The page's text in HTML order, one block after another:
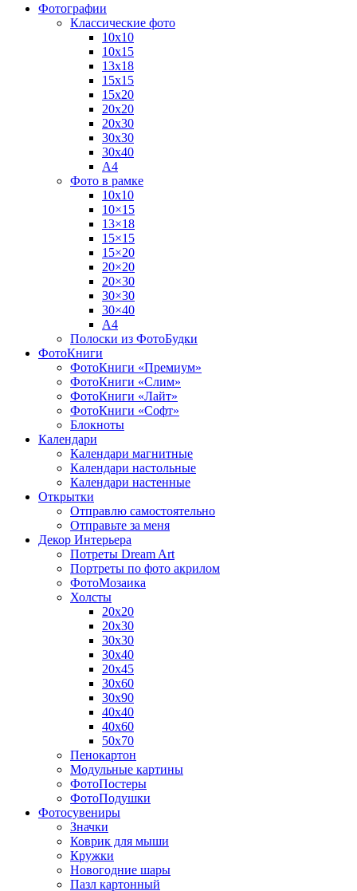
Фотографии
Классические фото
10х10
10х15
13х18
15х15
15х20
20х20
20х30
30х30
30х40
А4
Фото в рамке
10х10
10×15
13×18
15×15
15×20
20×20
20×30
30×30
30×40
A4
Полоски из ФотоБудки
ФотоКниги
ФотоКниги «Премиум»
ФотоКниги «Слим»
ФотоКниги «Лайт»
ФотоКниги «Софт»
Блокноты
Календари
Календари магнитные
Календари настольные
Календари настенные
Открытки
Отправлю самостоятельно
Отправьте за меня
Декор Интерьера
Потреты Dream Art
Портреты по фото акрилом
ФотоМозаика
Холсты
20х20
20х30
30х30
30х40
20х45
30х60
30х90
40х40
40х60
50х70
Пенокартон
Модульные картины
ФотоПостеры
ФотоПодушки
Фотоcувениры
Значки
Коврик для мыши
Кружки
Новогодние шары
Пазл картонный